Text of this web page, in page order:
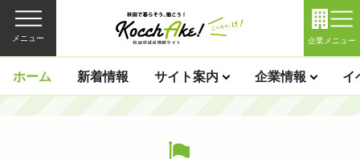
メニュー 企業メニュー
ホーム 新着情報 サイト案内 企業情報 イ